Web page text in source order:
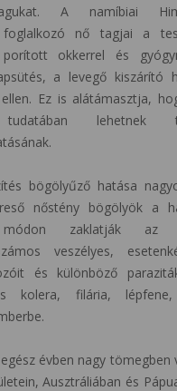
A namíbiai
foglalkozó nő tagjai a
okkerrel és
a levegő kiszárító
Ez is alátámasztja,
tudatában lehetnek
bögölyűző hatása
nőstény bögölyök a
módon zaklatják az
veszélyes,
és különböző
kolera, filária, lépfene,
évben nagy tömegben
Ausztráliában és